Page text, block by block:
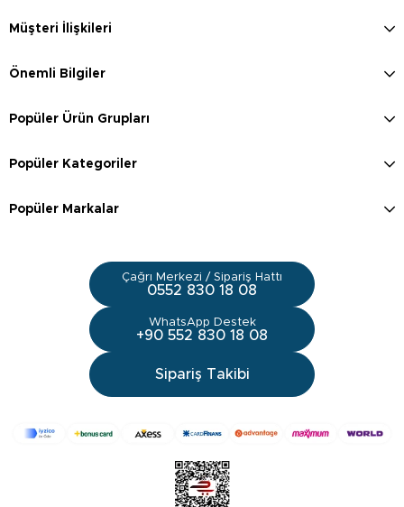
Müşteri İlişkileri
Önemli Bilgiler
Popüler Ürün Grupları
Popüler Kategoriler
Popüler Markalar
Çağrı Merkezi / Sipariş Hattı
0552 830 18 08
WhatsApp Destek
+90 552 830 18 08
Sipariş Takibi